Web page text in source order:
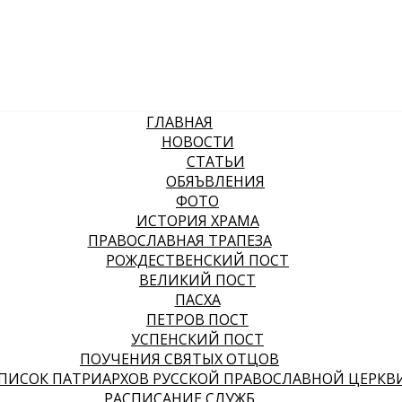
ГЛАВНАЯ
НОВОСТИ
СТАТЬИ
ОБЯЪВЛЕНИЯ
ФОТО
ИСТОРИЯ ХРАМА
ПРАВОСЛАВНАЯ ТРАПЕЗА
РОЖДЕСТВЕНСКИЙ ПОСТ
ВЕЛИКИЙ ПОСТ
ПАСХА
ПЕТРОВ ПОСТ
УСПЕНСКИЙ ПОСТ
ПОУЧЕНИЯ СВЯТЫХ ОТЦОВ
ПАТРИАРХОВ РУССКОЙ ПРАВОСЛАВНОЙ